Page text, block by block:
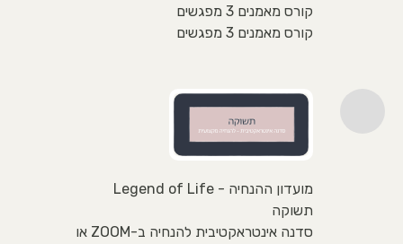
קורס מאמנים 3 מפגשים
קורס מאמנים 3 מפגשים
מועדון ההנחיה - Legend of Life
תשוקה
סדנה אינטראקטיבית להנחיה ב-ZOOM או